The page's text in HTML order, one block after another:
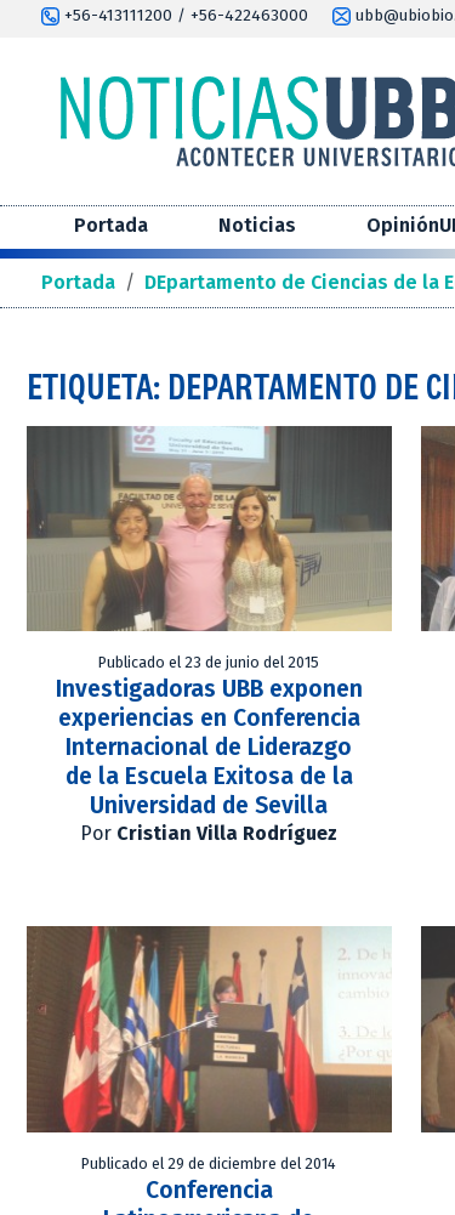
+56-413111200 / +56-422463000
Portada Noticias
Portada / DEpartamento de Ciencias de la
ETIQUETA: DEPARTAMENTO DE
Publicado el 23 de junio del 2015
Investigadoras UBB exponen
experiencias en Conferencia
Internacional de Liderazgo
de la Escuela Exitosa de la
Universidad de Sevilla
Por Cristian Villa Rodríguez
Publicado el 29 de diciembre del 2014
Conferencia